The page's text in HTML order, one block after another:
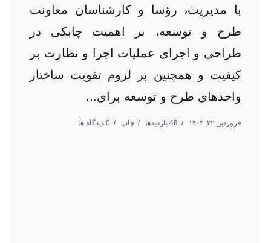
با مدیریت، رؤسا و کارشناسان معاونت
طرح و توسعه، بر اهمیت چابکی در
طراحی و اجرای عملیات اجرا و نظارت بر
کیفیت و همچنین بر لزوم تقویت ساختار
واحدهای طرح و توسعه برای...
فروردین ۲۲, ۱۴۰۴ 48 بازدیدها چاپ 0 دیدگاه ها